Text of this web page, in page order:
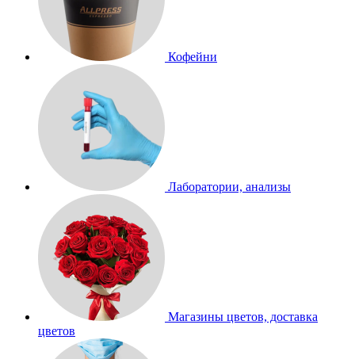
Кофейни
Лаборатории, анализы
Магазины цветов, доставка
цветов